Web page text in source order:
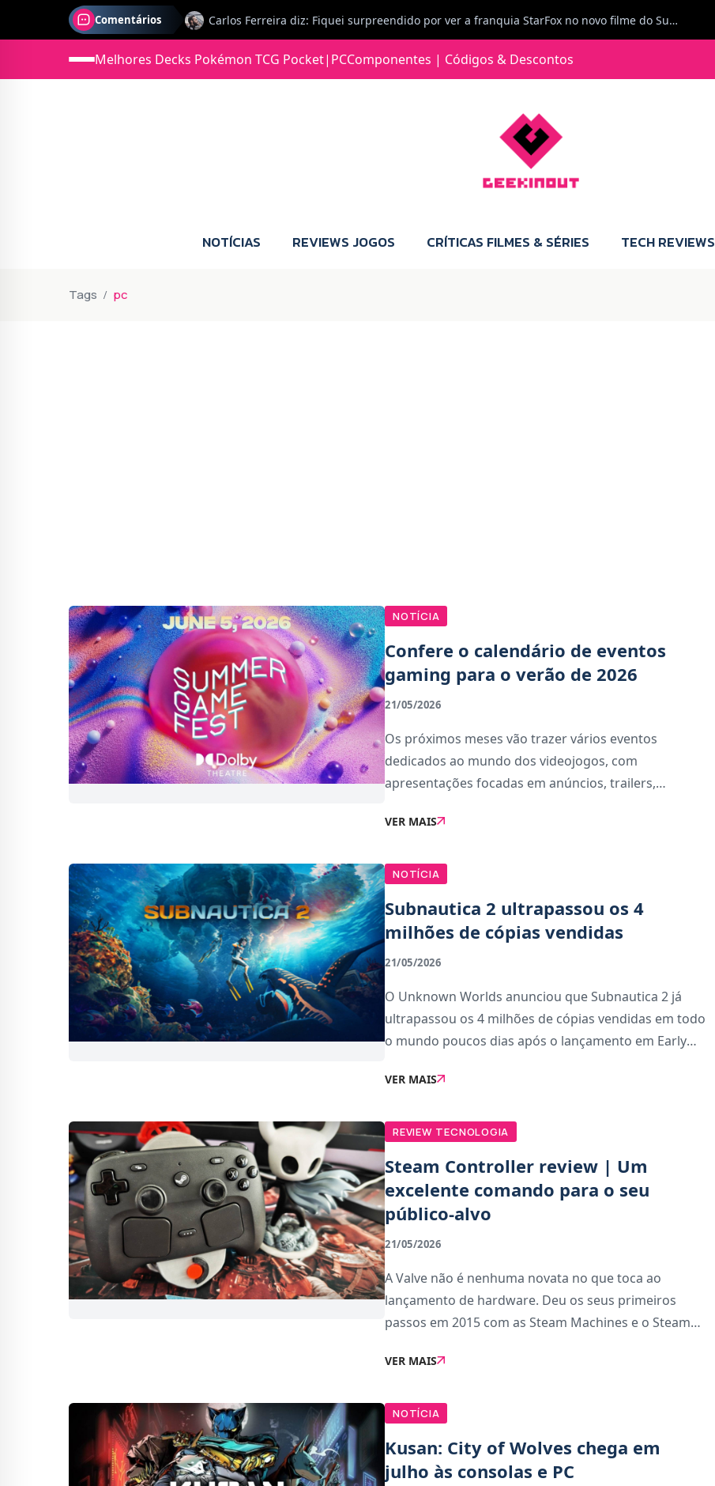
Comentários
Jonas diz: Estou seriamente com vontade para comprar para a Switch 2 :P
Melhores Decks Pokémon TCG Pocket| PCComponentes | Códigos & Descontos
NOTÍCIAS REVIEWS JOGOS CRÍTICAS FILMES & SÉRIES TECH REVIEWS
Tags pc
NOTÍCIA
Confere o calendário de eventos
gaming para o verão de 2026
21/05/2026
Os próximos meses vão trazer vários eventos
dedicados ao mundo dos videojogos, com
apresentações focadas em anúncios, trailers,
aguardados.Entre os destaques estão o Summer
VER MAIS
NOTÍCIA
Subnautica 2 ultrapassou os 4
milhões de cópias vendidas
21/05/2026
O Unknown Worlds anunciou que Subnautica 2 já
ultrapassou os 4 milhões de cópias vendidas em todo
o mundo poucos dias após o lançamento em Early
vendidas no lançamento e ultrapassou os 2 milh�
VER MAIS
REVIEW TECNOLOGIA
Steam Controller review | Um
excelente comando para o seu
público-alvo
21/05/2026
A Valve não é nenhuma novata no que toca ao
lançamento de hardware. Deu os seus primeiros
passos em 2015 com as Steam Machines e o Steam
conquistou fãs leais — seguindo-se o Valve Index em
VER MAIS
NOTÍCIA
Kusan: City of Wolves chega em
julho às consolas e PC